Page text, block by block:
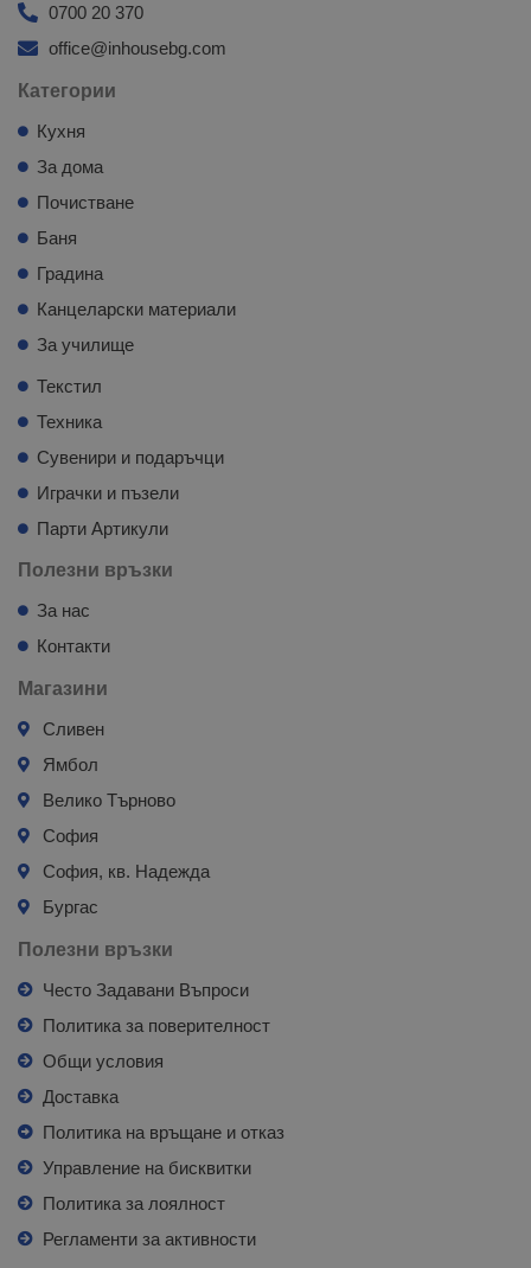
0700 20 370
office@inhousebg.com
Категории
Кухня
За дома
Почистване
Баня
Градина
Канцеларски материали
За училище
Текстил
Техника
Сувенири и подаръчци
Играчки и пъзели
Парти Артикули
Полезни връзки
За нас
Контакти
Магазини
Сливен
Ямбол
Велико Търново
София
София, кв. Надежда
Бургас
Полезни връзки
Често Задавани Въпроси
Политика за поверителност
Общи условия
Доставка
Политика на връщане и отказ
Управление на бисквитки
Политика за лоялност
Регламенти за активности